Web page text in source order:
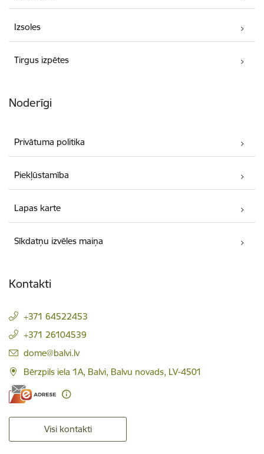
Izsoles
Tirgus izpētes
Noderīgi
Privātuma politika
Piekļūstamība
Lapas karte
Sīkdatņu izvēles maiņa
Kontakti
+371 64522453
+371 26104539
E-pasts:
dome@balvi.lv
Bērzpils iela 1A, Balvi, Balvu novads, LV-4501
Visi kontakti